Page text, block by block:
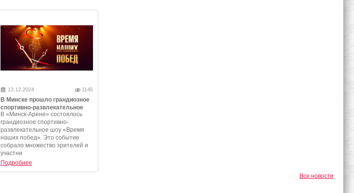
13.12.2024 1145
В Минске прошло грандиозное
спортивно-развлекательное
шоу «Время наших побед»
В «Минск-Арене» состоялось
грандиозное спортивно-
развлекательное шоу «Время
наших побед». Это событие
собрало множество зрителей и
участни
Подробнее
Все новости